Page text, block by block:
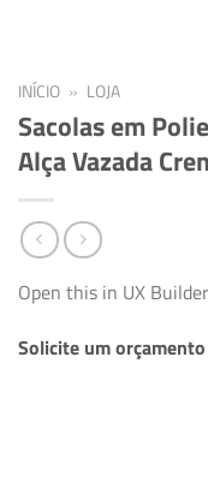
INÍCIO » LOJA
Sacolas em
Alça Vazada
Open this in UX
Solicite um